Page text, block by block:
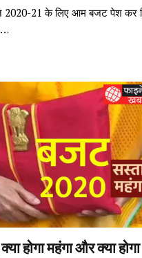
2020-21 के लिए आम बजट पेश कर
होगा महंगा और क्या होगा